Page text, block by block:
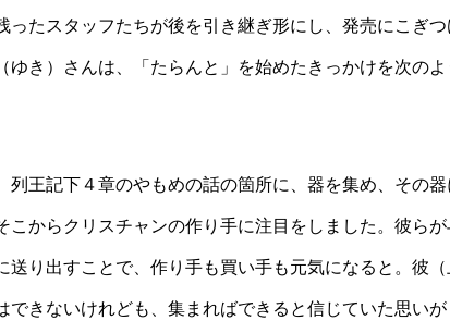
たスタッフたちが後を引き継ぎ形にし、発売にこぎつ
き）さんは、「たらんと」を始めたきっかけを次の
列王記下４章のやもめの話の箇所に、器を集め、その器
からクリスチャンの作り手に注目をしました。彼らが
り出すことで、作り手も買い手も元気になると。彼（
きないけれども、集まればできると信じていた思いが